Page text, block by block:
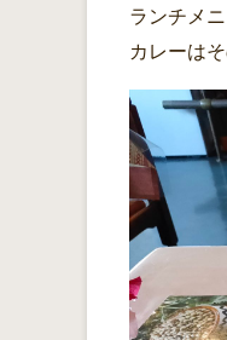
ランチメ
カレーは